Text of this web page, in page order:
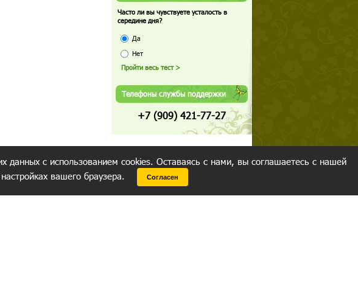
Часто ли вы чувствуете усталость в
середине дня?
Да
Нет
Телефоны службы поддержки
+7 (909) 421-77-27
данных с использованием cookies. Оставаясь с нами, вы соглашаетесь с нашей
вашего браузера. Согласен